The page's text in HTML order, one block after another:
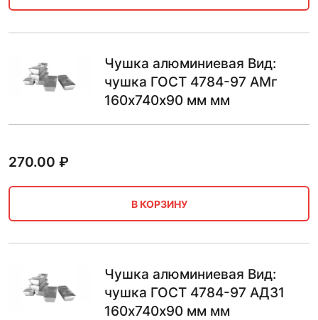
Чушка алюминиевая Вид:
чушка ГОСТ 4784-97 АМг
160х740х90 мм мм
270.00 ₽
В КОРЗИНУ
Чушка алюминиевая Вид:
чушка ГОСТ 4784-97 АД31
160х740х90 мм мм